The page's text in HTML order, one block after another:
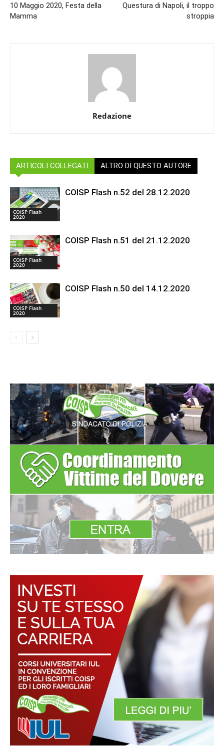
10 Maggio 2020, Festa della
Mamma
Questura di Napoli, il troppo
stroppia
Redazione
ARTICOLI COLLEGATI ALTRO DI QUESTO AUTORE
COISP Flash
2020
COISP Flash n.52 del 28.12.2020
COISP Flash
2020
COISP Flash n.51 del 21.12.2020
COISP Flash
2020
COISP Flash n.50 del 14.12.2020